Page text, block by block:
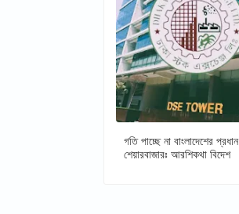
গতি পাচ্ছে না বাংলাদেশের প্রধান
শেয়ারবাজারঃ আরশিকথা বিদেশ